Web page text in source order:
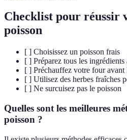
Checklist pour réussir
poisson
[ ] Choisissez un poisson frais
[ ] Préparez tous les ingrédients
[ ] Préchauffez votre four avant
[ ] Utilisez des herbes fraîches
[ ] Ne surcuisez pas le poisson
Quelles sont les meilleures
poisson ?